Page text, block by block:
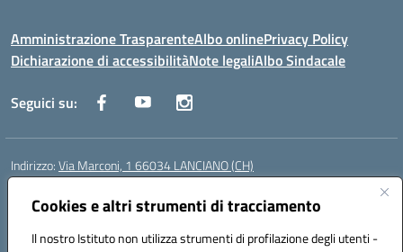
Cookies e altri strumenti di tracciamento
Il nostro Istituto non utilizza strumenti di profilazione degli utenti -
Amministrazione TrasparenteAlbo onlinePrivacy Policy
Dichiarazione di accessibilitàNote legaliAlbo Sindacale
Seguici su:
Indirizzo:Via Marconi, 1 66034 LANCIANO (CH)
Centralino:
Posta elettronica certificata (PEC):chic840006@pec.istruzione.it
Codice fiscale: 90031370696